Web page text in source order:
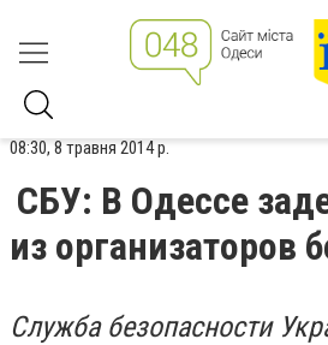
08:30, 8 травня 2014 р.
СБУ: В Одессе
из организаторов
Служба безопасности